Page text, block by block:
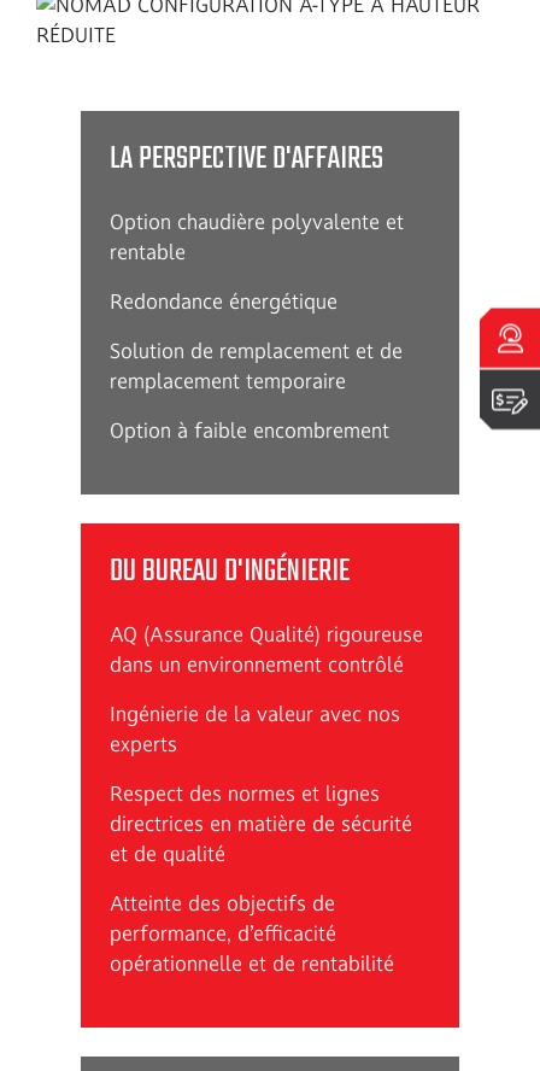
Parlez à un expert
Obtenir un devis
LA PERSPECTIVE D'AFFAIRES
Option chaudière polyvalente et
rentable
Redondance énergétique
Solution de remplacement et de
remplacement temporaire
Option à faible encombrement
DU BUREAU D'INGÉNIERIE
AQ (Assurance Qualité) rigoureuse
dans un environnement contrôlé
Ingénierie de la valeur avec nos
experts
Respect des normes et lignes
directrices en matière de sécurité
et de qualité
Atteinte des objectifs de
performance, d’efficacité
opérationnelle et de rentabilité